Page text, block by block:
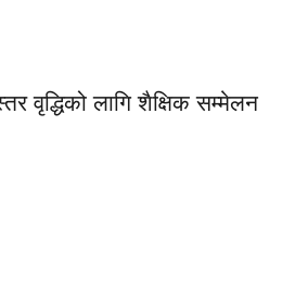
वृद्धिको लागि शैक्षिक सम्मेलन